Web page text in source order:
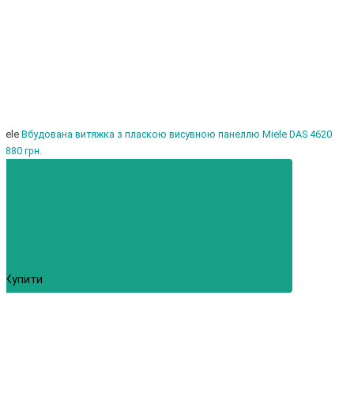
Вбудована витяжка з пласкою висувною панеллю Miele DAS 4620
грн.
Купити